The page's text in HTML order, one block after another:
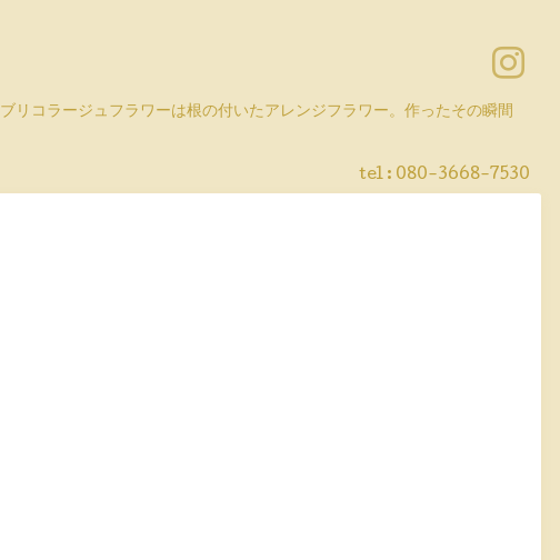
リコラージュフラワーは根の付いたアレンジフラワー。作ったその瞬間
tel : 080-3668-7530